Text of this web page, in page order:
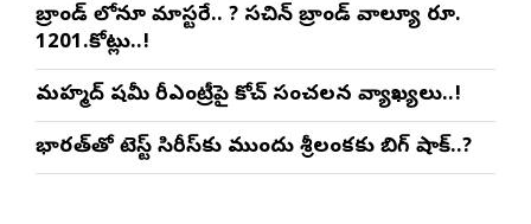
బ్రాండ్ లోనూ మాస్టరే.. ? సచిన్ బ్రాండ్ వాల్యూ రూ.
1201.కోట్లు..!
మహ్మద్ షమీ రీఎంట్రీపై కోచ్ సంచలన వ్యాఖ్యలు..!
భారత్‌తో టెస్ట్ సిరీస్‌కు ముందు శ్రీలంకకు బిగ్ షాక్..?